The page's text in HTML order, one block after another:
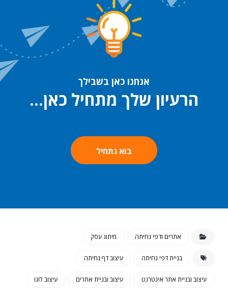
אנחנו כאן בשבילך
הרעיון שלך מתחיל כאן…
בוא נתחיל
אתרים ודפי נחיתה מיתוג עסק
בניית דפי נחיתה עיצוב דף נחיתה
עיצוב ובניית אתר אינטרנט עיצוב ובניית אתרים עיצוב לוגו